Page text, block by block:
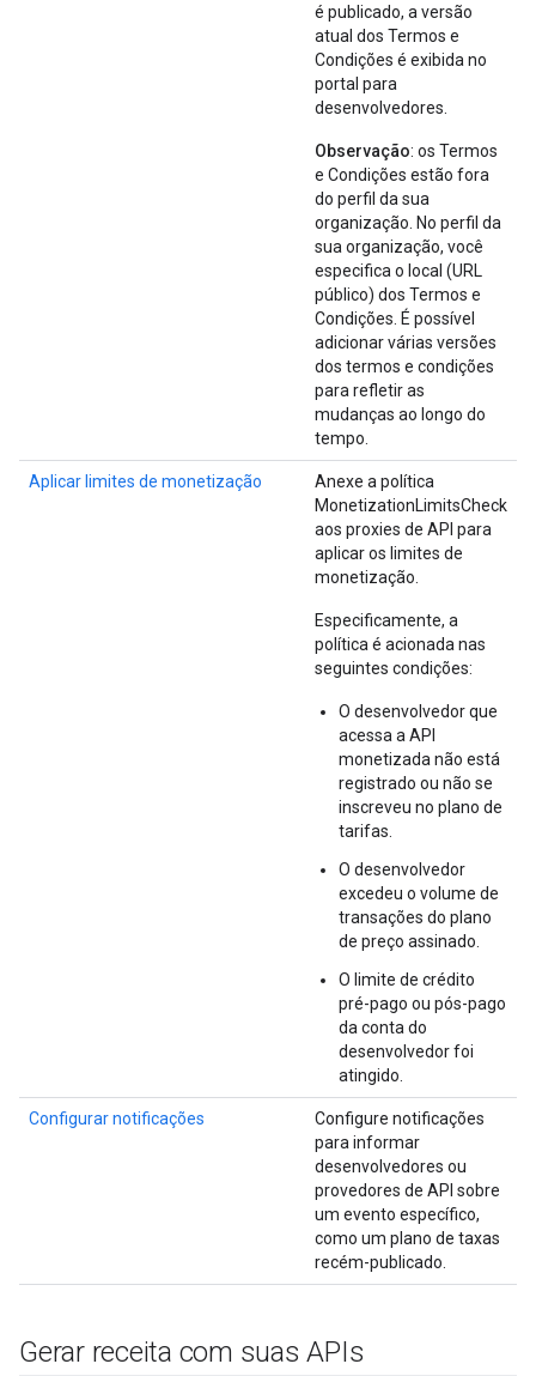
é publicado, a versão
atual dos Termos e
Condições é exibida no
portal para
desenvolvedores.
Observação: os Termos
e Condições estão fora
do perfil da sua
organização. No perfil da
sua organização, você
especifica o local (URL
público) dos Termos e
Condições. É possível
adicionar várias versões
dos termos e condições
para refletir as
mudanças ao longo do
tempo.
Aplicar limites de monetização
Anexe a política
MonetizationLimitsCheck
aos proxies de API para
aplicar os limites de
monetização.
Especificamente, a
política é acionada nas
seguintes condições:
O desenvolvedor que
acessa a API
monetizada não está
registrado ou não se
inscreveu no plano de
tarifas.
O desenvolvedor
excedeu o volume de
transações do plano
de preço assinado.
O limite de crédito
pré-pago ou pós-pago
da conta do
desenvolvedor foi
atingido.
Configurar notificações
Configure notificações
para informar
desenvolvedores ou
provedores de API sobre
um evento específico,
como um plano de taxas
recém-publicado.
Gerar receita com suas APIs